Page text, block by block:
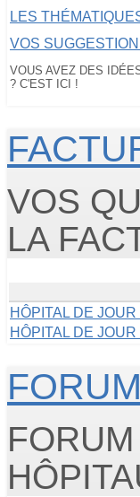
LES
VOS
VOUS AVEZ DES
? C'EST ICI !
VOS
LA
HÔPITAL DE
HÔPITAL DE JOUR